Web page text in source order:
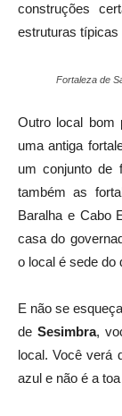
construções
estruturas típicas
Fortaleza de
Outro local bom
uma antiga
um conjunto de
também as
Baralha e Cabo
casa do
o local é sede do
E não se
de Sesimbra,
local. Você verá
azul e não é a